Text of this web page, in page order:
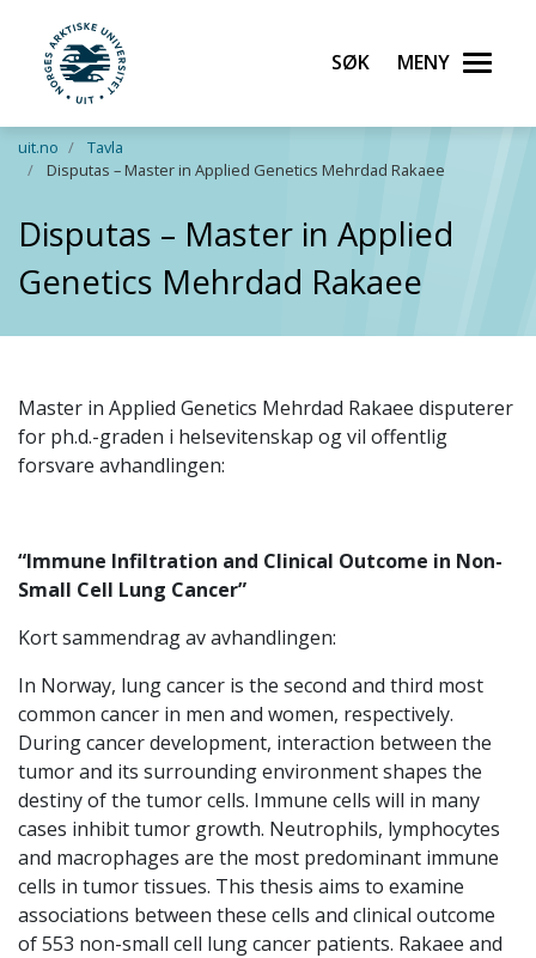
Gå til hovedinnhold
UiT Norges arktiske universitet
Søk Meny
uit.no
Tavla
Disputas – Master in Applied Genetics Mehrdad Rakaee
Disputas – Master in Applied
Genetics Mehrdad Rakaee
Master in Applied Genetics Mehrdad Rakaee disputerer
for ph.d.-graden i helsevitenskap og vil offentlig
forsvare avhandlingen:
“Immune Infiltration and Clinical Outcome in Non-
Small Cell Lung Cancer”
Kort sammendrag av avhandlingen:
In Norway, lung cancer is the second and third most
common cancer in men and women, respectively.
During cancer development, interaction between the
tumor and its surrounding environment shapes the
destiny of the tumor cells. Immune cells will in many
cases inhibit tumor growth. Neutrophils, lymphocytes
and macrophages are the most predominant immune
cells in tumor tissues. This thesis aims to examine
associations between these cells and clinical outcome
of 553 non-small cell lung cancer patients. Rakaee and